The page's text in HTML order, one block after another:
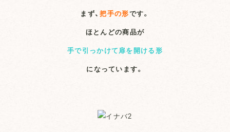
まず、把手の形です。
ほとんどの商品が
手で引っかけて扉を開ける形
になっています。